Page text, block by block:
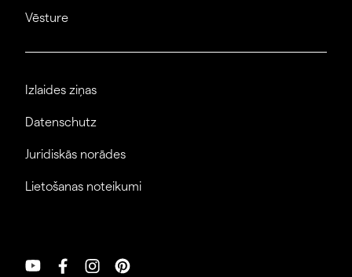
Vēsture
Izlaides ziņas
Datenschutz
Juridiskās norādes
Lietošanas noteikumi